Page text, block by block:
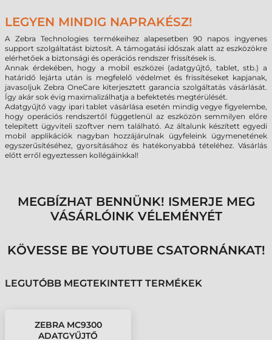
LEGYEN MINDIG NAPRAKÉSZ!
A Zebra Technologies termékeihez alapesetben 90 napos ingyenes
support szolgáltatást biztosít. A támogatási időszak alatt az eszközökre
elérhetőek a biztonsági és operációs rendszer frissítések is.
Annak érdekében, hogy a mobil eszközei (adatgyűjtő, tablet, stb.) a
határidő lejárta után is megfelelő védelmet és frissítéseket kapjanak,
javasoljuk Zebra OneCare kiterjesztett garancia szolgáltatás vásárlását.
Így akár sok évig maximalizálhatja a befektetés megtérülését.
Adatgyűjtő vagy ipari tablet vásárlása esetén mindig vegye figyelembe,
hogy operációs rendszertől függetlenül az eszközön semmilyen előre
telepített ügyviteli szoftver nem található. Az általunk készített egyedi
mobil applikációk nagyban hozzájárulnak ügyfeleink ügymenetének
egyszerűsítéséhez, gyorsításához és hatékonyabbá tételéhez. Vásárlás
előtt erről egyeztessen kollégáinkkal!
MEGBÍZHAT BENNÜNK! ISMERJE MEG
VÁSÁRLÓINK VÉLEMÉNYÉT
KÖVESSE BE YOUTUBE CSATORNÁNKAT!
LEGUTÓBB MEGTEKINTETT TERMÉKEK
ZEBRA MC9300
ADATGYŰJTŐ